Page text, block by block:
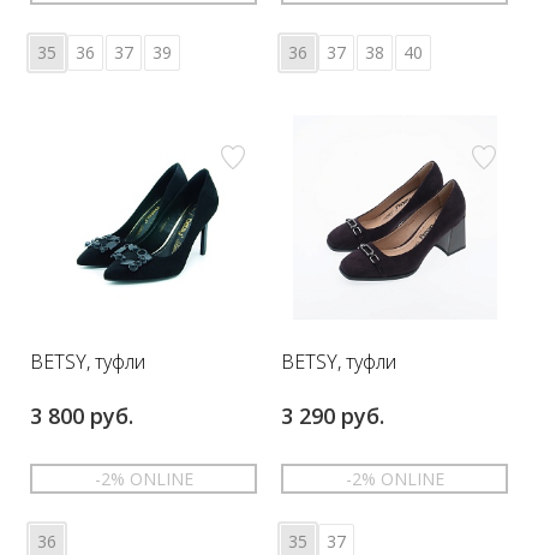
35 36 37 39 36 37 38 40
BETSY, туфли
3 800 руб.
-2% ONLINE
36
BETSY, туфли
3 290 руб.
-2% ONLINE
35 37